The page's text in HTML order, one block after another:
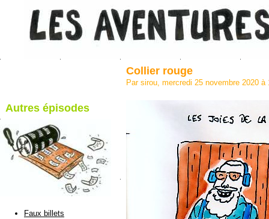
blog de Sirou
Collier rouge
Par sirou, mercredi 25 novembre 2020
Autres épisodes
Faux billets